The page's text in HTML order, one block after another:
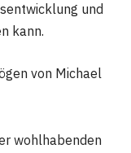
und
kann.
von Michael
wohlhabenden